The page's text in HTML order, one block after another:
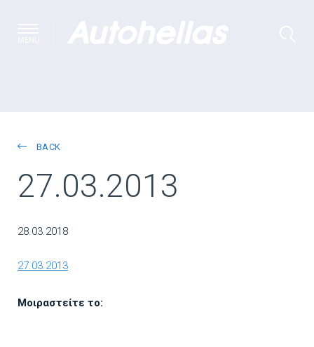
BACK
27.03.2013
28.03.2018
27.03.2013
Μοιραστείτε το: